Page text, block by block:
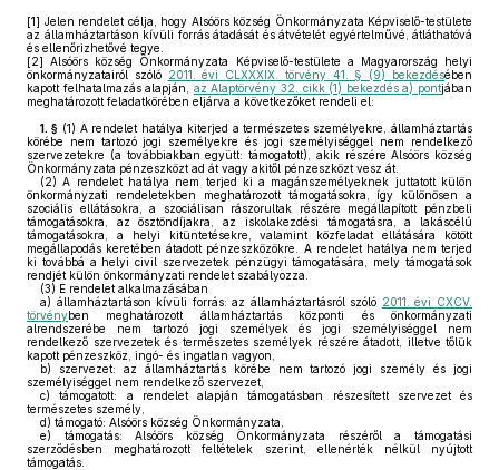
[1] Jelen rendelet célja, hogy Alsóörs község Önkormányzata Képviselő-testülete
az államháztartáson kívüli forrás átadását és átvételét egyértelművé, átláthatóvá
és ellenőrizhetővé tegye.
[2] Alsóörs község Önkormányzata Képviselő-testülete a Magyarország helyi
önkormányzatairól szóló 2011. évi CLXXXIX. törvény 41. § (9) bekezdésében
kapott felhatalmazás alapján, az Alaptörvény 32. cikk (1) bekezdés a) pontjában
meghatározott feladatkörében eljárva a következőket rendeli el:
1. § (1) A rendelet hatálya kiterjed a természetes személyekre, államháztartás
körébe nem tartozó jogi személyekre és jogi személyiséggel nem rendelkező
szervezetekre (a továbbiakban együtt: támogatott), akik részére Alsóörs község
Önkormányzata pénzeszközt ad át vagy akitől pénzeszközt vesz át.
(2) A rendelet hatálya nem terjed ki a magánszemélyeknek juttatott külön
önkormányzati rendeletekben meghatározott támogatásokra, így különösen a
szociális ellátásokra, a szociálisan rászorultak részére megállapított pénzbeli
támogatásokra, az ösztöndíjakra, az iskolakezdési támogatásra, a lakáscélú
támogatásokra, a helyi kitüntetésekre, valamint közfeladat ellátására kötött
megállapodás keretében átadott pénzeszközökre. A rendelet hatálya nem terjed
ki továbbá a helyi civil szervezetek pénzügyi támogatására, mely támogatások
rendjét külön önkormányzati rendelet szabályozza.
(3) E rendelet alkalmazásában
a) államháztartáson kívüli forrás: az államháztartásról szóló 2011. évi CXCV.
törvényben meghatározott államháztartás központi és önkormányzati
alrendszerébe nem tartozó jogi személyek és jogi személyiséggel nem
rendelkező szervezetek és természetes személyek részére átadott, illetve tőlük
kapott pénzeszköz, ingó- és ingatlan vagyon,
b) szervezet: az államháztartás körébe nem tartozó jogi személy és jogi
személyiséggel nem rendelkező szervezet,
c) támogatott: a rendelet alapján támogatásban részesített szervezet és
természetes személy,
d) támogató: Alsóörs község Önkormányzata,
e) támogatás: Alsóörs község Önkormányzata részéről a támogatási
szerződésben meghatározott feltételek szerint, ellenérték nélkül nyújtott
támogatás.